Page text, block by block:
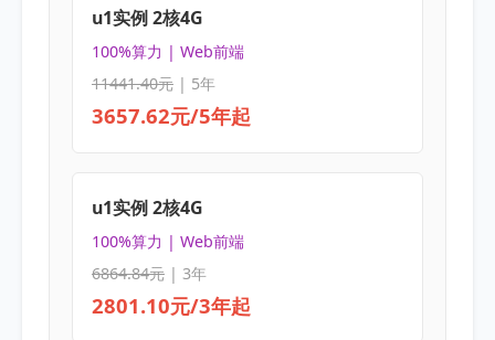
u1实例 2核4G
100%算力 | Web前端
11441.40元| 5年
3657.62元/5年起
u1实例 2核4G
100%算力 | Web前端
6864.84元| 3年
2801.10元/3年起